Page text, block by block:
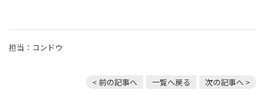
担当：コンドウ
< 前の記事へ 一覧へ戻る 次の記事へ >